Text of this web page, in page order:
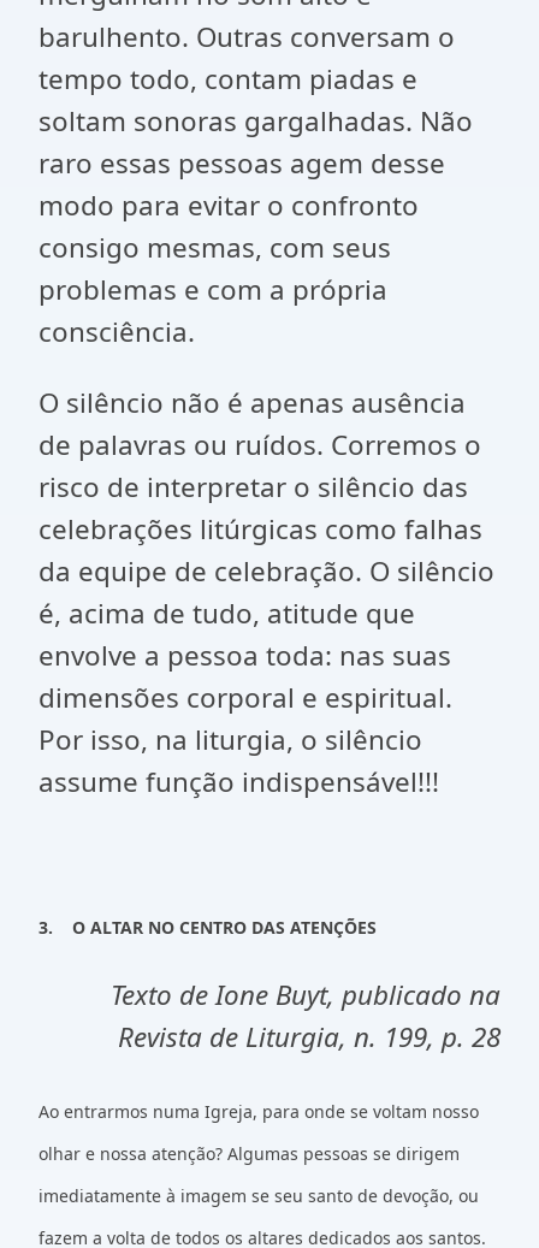
barulhento. Outras conversam o
tempo todo, contam piadas e
soltam sonoras gargalhadas. Não
raro essas pessoas agem desse
modo para evitar o confronto
consigo mesmas, com seus
problemas e com a própria
consciência.
O silêncio não é apenas ausência
de palavras ou ruídos. Corremos o
risco de interpretar o silêncio das
celebrações litúrgicas como falhas
da equipe de celebração. O silêncio
é, acima de tudo, atitude que
envolve a pessoa toda: nas suas
dimensões corporal e espiritual.
Por isso, na liturgia, o silêncio
assume função indispensável!!!
3. O ALTAR NO CENTRO DAS ATENÇÕES
Texto de Ione Buyt, publicado na
Revista de Liturgia, n. 199, p. 28
Ao entrarmos numa Igreja, para onde se voltam nosso
olhar e nossa atenção? Algumas pessoas se dirigem
imediatamente à imagem se seu santo de devoção, ou
fazem a volta de todos os altares dedicados aos santos.